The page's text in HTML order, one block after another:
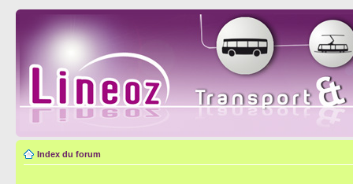
Index du forum